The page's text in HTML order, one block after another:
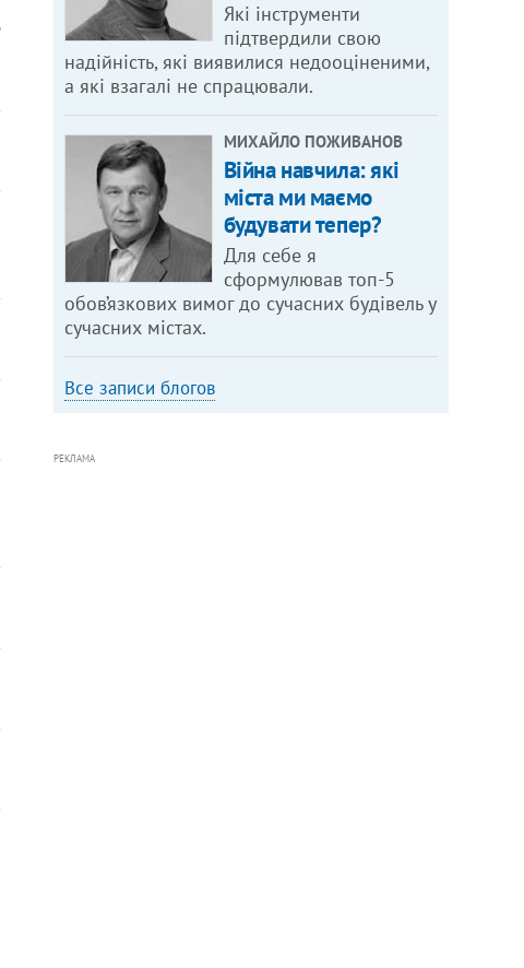
Які інструменти
підтвердили свою
надійність, які виявилися недооціненими,
а які взагалі не спрацювали.
МИХАЙЛО ПОЖИВАНОВ
Війна навчила: які
міста ми маємо
будувати тепер?
Для себе я
сформулював топ-5
обов’язкових вимог до сучасних будівель у
сучасних містах.
Все записи блогов
РЕКЛАМА